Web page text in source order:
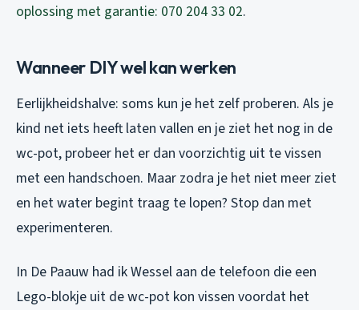
oplossing met garantie: 070 204 33 02.
Wanneer DIY wel kan werken
Eerlijkheidshalve: soms kun je het zelf proberen. Als je
kind net iets heeft laten vallen en je ziet het nog in de
wc-pot, probeer het er dan voorzichtig uit te vissen
met een handschoen. Maar zodra je het niet meer ziet
en het water begint traag te lopen? Stop dan met
experimenteren.
In De Paauw had ik Wessel aan de telefoon die een
Lego-blokje uit de wc-pot kon vissen voordat het